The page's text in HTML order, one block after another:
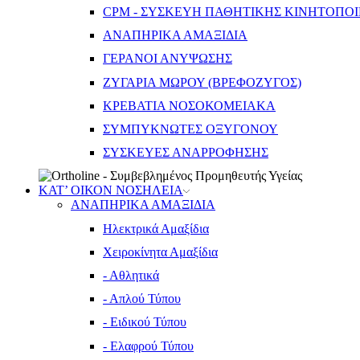
CPM - ΣΥΣΚΕΥΗ ΠΑΘΗΤΙΚΗΣ
ΑΝΑΠΗΡΙΚΑ ΑΜΑΞΙΔΙΑ
ΓΕΡΑΝΟΙ ΑΝΥΨΩΣΗΣ
ΖΥΓΑΡΙΑ ΜΩΡΟΥ (ΒΡΕΦΟΖΥΓΟΣ)
ΚΡΕΒΑΤΙΑ ΝΟΣΟΚΟΜΕΙΑΚΑ
ΣΥΜΠΥΚΝΩΤΕΣ ΟΞΥΓΟΝΟΥ
ΣΥΣΚΕΥΕΣ ΑΝΑΡΡΟΦΗΣΗΣ
ΚΑΤ’ ΟΙΚΟΝ ΝΟΣΗΛΕΙΑ
ΑΝΑΠΗΡΙΚΑ ΑΜΑΞΙΔΙΑ
Ηλεκτρικά Αμαξίδια
Χειροκίνητα Αμαξίδια
- Αθλητικά
- Απλού Τύπου
- Ειδικού Τύπου
- Ελαφρού Τύπου